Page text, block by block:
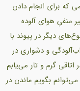
كه برای انجام دادن
منفیِ هوای آلوده
دیگر در پیوند با
و دشواری در
اتاقی گرم و تار می‌یابم
می‌توانم بگویم ماندن در